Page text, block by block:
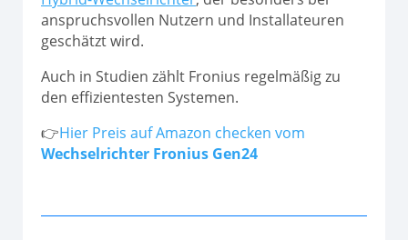
anspruchsvollen Nutzern und Installateuren
geschätzt wird.
Auch in Studien zählt Fronius regelmäßig zu
den effizientesten Systemen.
👉Hier Preis auf Amazon checken vom
Wechselrichter Fronius Gen24